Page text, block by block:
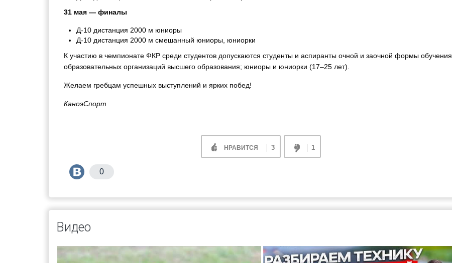
31 мая — финалы
Д-10 дистанция 2000 м юниоры
Д-10 дистанция 2000 м смешанный юниоры, юниорки
К участию в чемпионате ФКР среди студентов допускаются студенты и аспиранты очной и заочной формы обучения
образовательных организаций высшего образования; юниоры и юниорки (17–25 лет).
Желаем гребцам успешных выступлений и ярких побед!
КаноэСпорт
НРАВИТСЯ 3 1
0
Видео